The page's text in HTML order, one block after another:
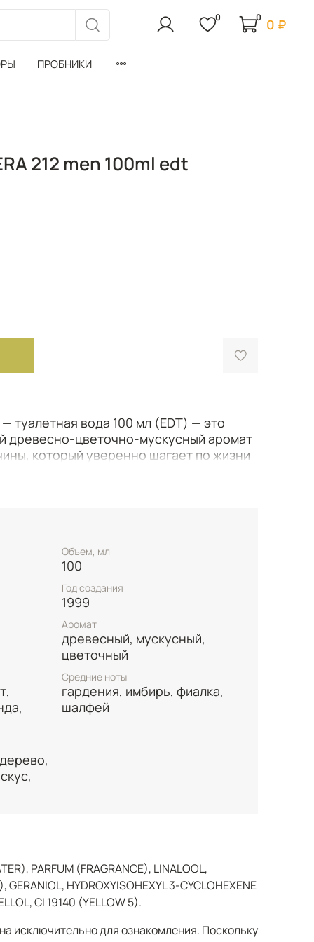
0 0 0 ₽
ПРОБНИКИ
212 men 100ml edt
туалетная вода 100 мл (EDT) — это
древесно-цветочно-мускусный аромат
который уверенно шагает по жизни
грейпфрута и бергамота,
специй и петитгрейна, создавая
ноты цветочной гардении и
имбирем и благородным шалфеем,
воде глубину, силу и
аромат стойким и насыщенным
благородного сандала, смолистого
древесного гваяка и теплого
и привлекательный след
Объем, мл
100
Год создания
1999
Аромат
древесный, мускусный,
цветочный
Средние ноты
гардения, имбирь, фиалка,
шалфей
PARFUM (FRAGRANCE), LINALOOL,
HYDROXYISOHEXYL 3-CYCLOHEXENE
CI 19140 (YELLOW 5).
исключительно для ознакомления. Поскольку